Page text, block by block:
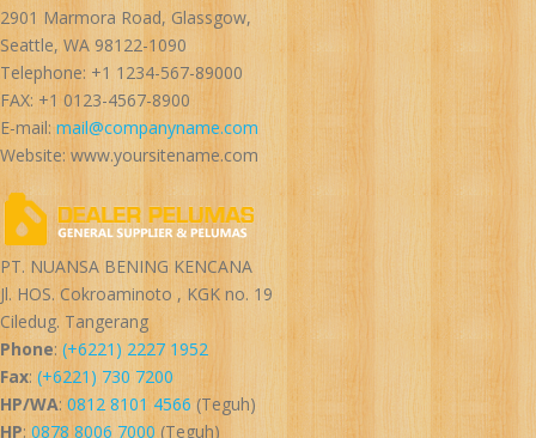
2901 Marmora Road, Glassgow,
Seattle, WA 98122-1090
Telephone: +1 1234-567-89000
FAX: +1 0123-4567-8900
E-mail: mail@companyname.com
Website: www.yoursitename.com
PT. NUANSA BENING KENCANA
Jl. HOS. Cokroaminoto , KGK no. 19
Ciledug. Tangerang
Phone: (+6221) 2227 1952
Fax: (+6221) 730 7200
HP/WA: 0812 8101 4566(Teguh)
HP: 0878 8006 7000 (Teguh)